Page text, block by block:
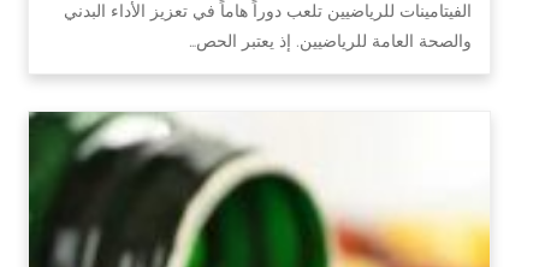
الفيتامينات للرياضيين تلعب دوراً هاماً في تعزيز الأداء البدني
والصحة العامة للرياضيين. إذ يعتبر الحص…